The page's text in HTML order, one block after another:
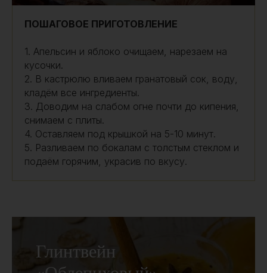
ПОШАГОВОЕ ПРИГОТОВЛЕНИЕ
1. Апельсин и яблоко очищаем, нарезаем на
кусочки.
2. В кастрюлю вливаем гранатовый сок, воду,
кладём все ингредиенты.
3. Доводим на слабом огне почти до кипения,
снимаем с плиты.
4. Оставляем под крышкой на 5-10 минут.
5. Разливаем по бокалам с толстым стеклом и
подаём горячим, украсив по вкусу.
Глинтвейн